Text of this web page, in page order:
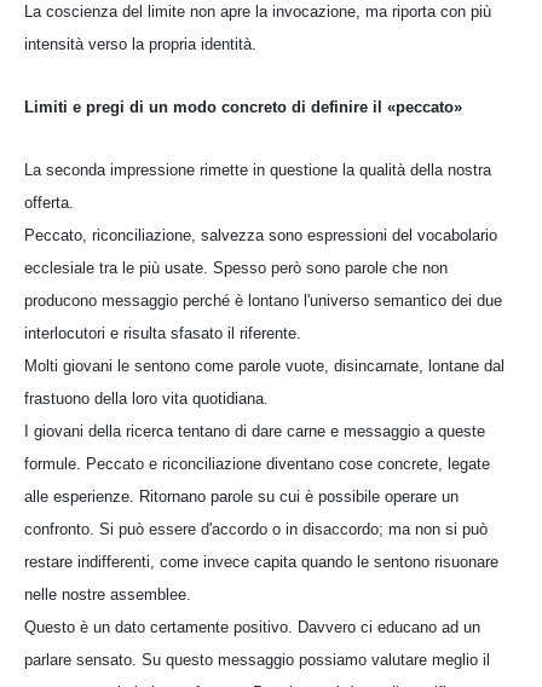
La coscienza del limite non apre la invocazione, ma riporta con più
intensità verso la propria identità.
Limiti e pregi di un modo concreto di definire il «peccato»
La seconda impressione rimette in questione la qualità della nostra
offerta.
Peccato, riconciliazione, salvezza sono espressioni del vocabolario
ecclesiale tra le più usate. Spesso però sono parole che non
producono messaggio perché è lontano l'universo semantico dei due
interlocutori e risulta sfasato il riferente.
Molti giovani le sentono come parole vuote, disincarnate, lontane dal
frastuono della loro vita quotidiana.
I giovani della ricerca tentano di dare carne e messaggio a queste
formule. Peccato e riconciliazione diventano cose concrete, legate
alle esperienze. Ritornano parole su cui è possibile operare un
confronto. Si può essere d'accordo o in disaccordo; ma non si può
restare indifferenti, come invece capita quando le sentono risuonare
nelle nostre assemblee.
Questo è un dato certamente positivo. Davvero ci educano ad un
parlare sensato. Su questo messaggio possiamo valutare meglio il